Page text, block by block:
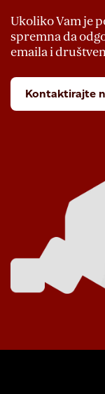
Ukoliko Vam je
spremna da
emaila i
Kontaktirajte